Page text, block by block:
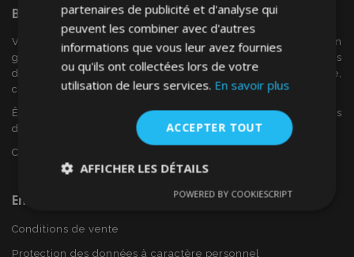
Bienvenue SurVTVAuto
VTV voiture est un détaillant européen et fournisseur en
gros d'accessoires automobiles tels que:. les enjoliveurs, les
déflecteurs de vent, housses de siège, tapis de voiture,
couvertures de chrome et cadres ...
Êtes-vous intéressé par dropshipping ou voulez-vous
devenir notre partenaire?
Contactez-nous dès aujourd'hui!
En Savoir Plus Sur VTVAuto
Conditions de vente
Protection des données à caractère personnel
partenaires de publicité et d'analyse qui
peuvent les combiner avec d'autres
informations que vous leur avez fournies
ou qu'ils ont collectées lors de votre
utilisation de leurs services. En savoir plus
ACCEPTER TOUT
AFFICHER LES DÉTAILS
Performance Ciblage
POWERED BY COOKIESCRIPT